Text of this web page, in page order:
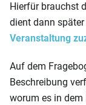
Hierfür brauchst
dient dann
Veranstaltung
Auf dem
Beschreibung
worum es in dem